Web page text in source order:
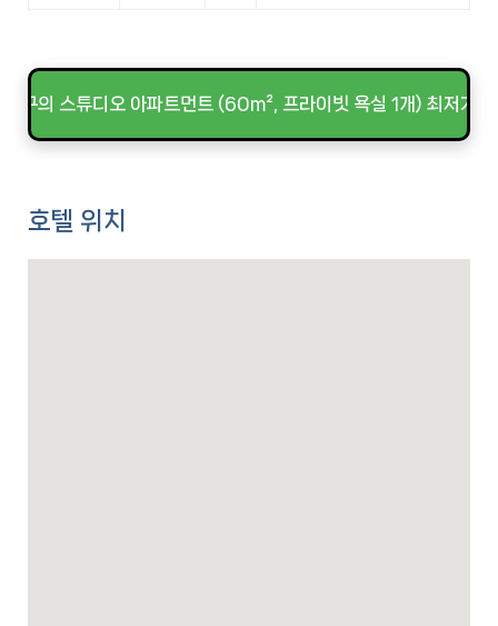
대구의 스튜디오 아파트먼트 (60m², 프라이빗 욕실 1개) 최저가
호텔 위치